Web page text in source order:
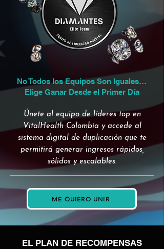
No Todos los Equipos Son Iguales…
Elige Ganar Desde el Primer Día
Únete al equipo de líderes top en
VitalHealth Colombia y accede al
sistema digital de duplicación que te
permitirá generar ingresos rápidos,
sólidos y escalables.
ME QUIERO UNIR
EL PLAN DE RECOMPENSAS